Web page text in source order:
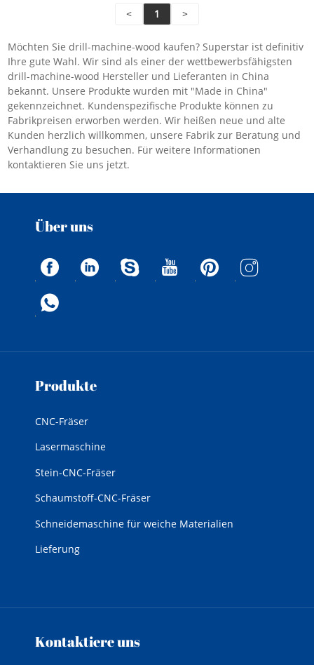
< 1 >
Möchten Sie drill-machine-wood kaufen? Superstar ist definitiv
Ihre gute Wahl. Wir sind als einer der wettbewerbsfähigsten
drill-machine-wood Hersteller und Lieferanten in China
bekannt. Unsere Produkte wurden mit "Made in China"
gekennzeichnet. Kundenspezifische Produkte können zu
Fabrikpreisen erworben werden. Wir heißen neue und alte
Kunden herzlich willkommen, unsere Fabrik zur Beratung und
Verhandlung zu besuchen. Für weitere Informationen
kontaktieren Sie uns jetzt.
Über uns
Produkte
CNC-Fräser
Lasermaschine
Stein-CNC-Fräser
Schaumstoff-CNC-Fräser
Schneidemaschine für weiche Materialien
Lieferung
Kontaktiere uns